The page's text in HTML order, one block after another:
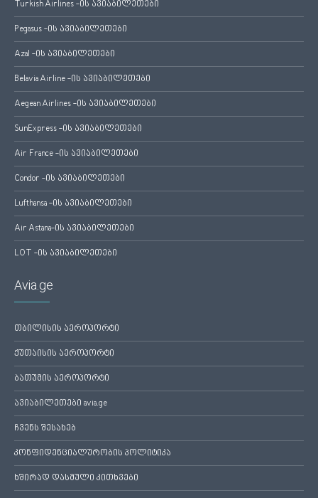
Turkish Airlines -ის ავიაბილეთები
Pegasus -ის ავიაბილეთები
Azal -ის ავიაბილეთები
Belavia Airline -ის ავიაბილეთები
Aegean Airlines -ის ავიაბილეთები
SunExpress -ის ავიაბილეთები
Air France -ის ავიაბილეთები
Condor -ის ავიაბილეთები
Lufthansa -ის ავიაბილეთები
Air Astana-ის ავიაბილეთები
LOT -ის ავიაბილეთები
Avia.ge
თბილისის აეროპორტი
ქუთაისის აეროპორტი
ბათუმის აეროპორტი
ავიაბილეთები avia.ge
ჩვენს შესახებ
კონფიდენციალურობის პოლიტიკა
ხშირად დასმული კითხვები